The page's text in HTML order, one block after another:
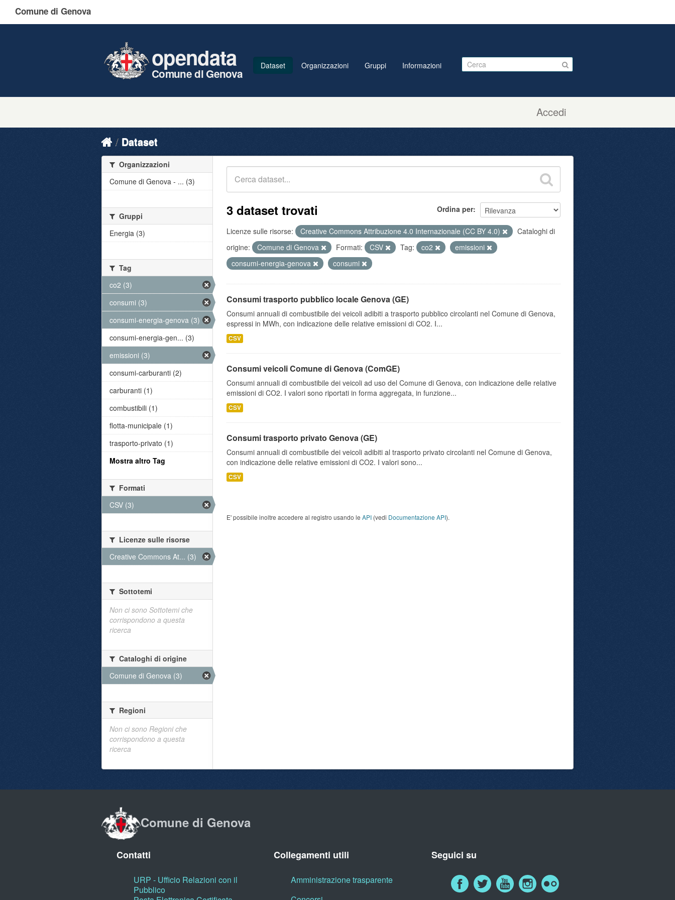
Comune di Genova
Accedi
opendata
Comune di Genova
Dataset Organizzazioni Gruppi Informazioni
Dataset
Ordina per
3 dataset trovati
Licenze sulle risorse: Creative Commons Attribuzione 4.0 Internazionale (CC BY 4.0)
Cataloghi di
origine:
Comune di Genova Formati: CSV Tag: co2
emissioni
consumi-energia-genova
consumi
Consumi trasporto pubblico locale Genova (GE)
Consumi annuali di combustibile dei veicoli adibiti a trasporto pubblico circolanti nel Comune di Genova,
espressi in MWh, con indicazione delle relative emissioni di CO2. I...
CSV
Consumi veicoli Comune di Genova (ComGE)
Consumi annuali di combustibile dei veicoli ad uso del Comune di Genova, con indicazione delle relative
emissioni di CO2. I valori sono riportati in forma aggregata, in funzione...
CSV
Consumi trasporto privato Genova (GE)
Consumi annuali di combustibile dei veicoli adibiti al trasporto privato circolanti nel Comune di Genova,
con indicazione delle relative emissioni di CO2. I valori sono...
CSV
E' possibile inoltre accedere al registro usando le API (vedi Documentazione API).
Organizzazioni
Comune di Genova - ... (3)
Gruppi
Energia (3)
Tag
co2 (3)
consumi (3)
consumi-energia-genova (3)
consumi-energia-gen... (3)
emissioni (3)
consumi-carburanti (2)
carburanti (1)
combustibili (1)
flotta-municipale (1)
trasporto-privato (1)
Mostra altro Tag
Formati
CSV (3)
Licenze sulle risorse
Creative Commons At... (3)
Sottotemi
Non ci sono Sottotemi che
corrispondono a questa
ricerca
Cataloghi di origine
Comune di Genova (3)
Regioni
Non ci sono Regioni che
corrispondono a questa
ricerca
Comune di Genova
Contatti
URP - Ufficio Relazioni con il
Pubblico
Collegamenti utili
Amministrazione trasparente
Seguici su